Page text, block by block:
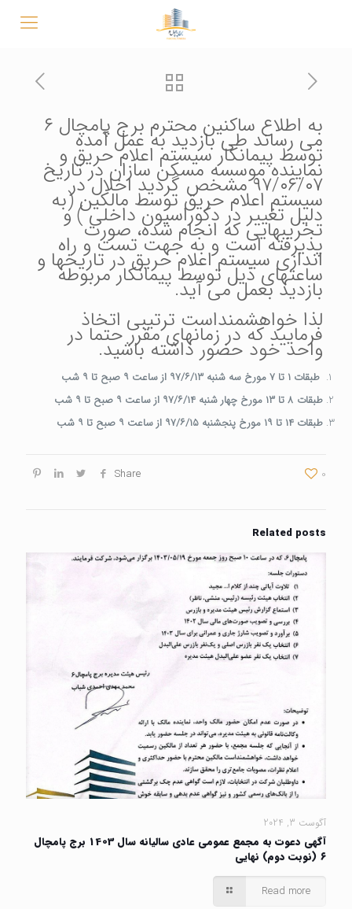
به اطلاع ساکنین محترم برج پامچال ۶ می رساند طی بازدید به عمل آمده
توسط پیمانکار سیستم اعلام حریق و
نماینده موسسه مسکن سازان در تاریخ
۹۷/۰۶/۰۷ مشخص گردید اخلال در
سیستم اعلام حریق توسط مالکین (به
دلیل تغییر در دکوراسیون داخلی ) و
تخریبهایی که انجام شده، صورت
پذیرفته است و به جهت تست و راه
اندازی سیستم اعلام حریق در تاریخها و
ساعتهای ذیل توسط پیمانکار مربوطه
بازدید بعمل می آید.
لذا خواهشمنداست ترتیبی اتخاذ
فرمایید که در زمانهای مقرر حتما در
واحد خود حضور داشته باشید.
طبقات ۱ تا ۷ مورخ سه شنبه ۹۷/۶/۱۳ از ساعت ۹ صبح تا ۹ شب
طبقات ۸ تا ۱۳ مورخ چهار شنبه ۹۷/۶/۱۴ از ساعت ۹ صبح تا ۹ شب
طبقات ۱۴ تا ۱۹ مورخ پنجشنبه ۹۷/۶/۱۵ از ساعت ۹ صبح تا ۹ شب
Share 0
Related posts
آگوست 3, 2024
آگهی دعوت به مجمع عمومی عادی سالیانه سال 1403 برج پامچال
۶ (نوبت دوم) نهایی
Read more